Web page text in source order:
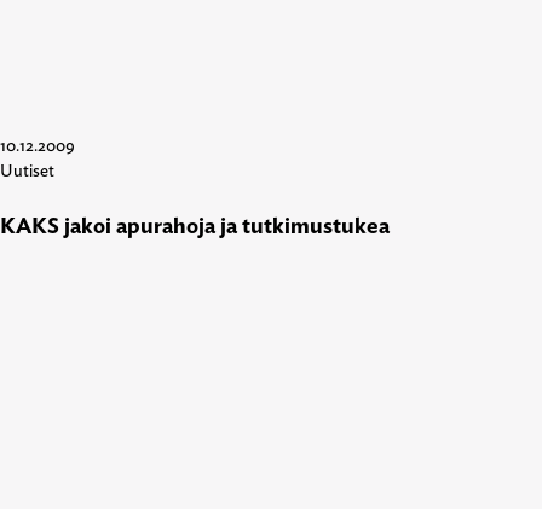
10.12.2009
Uutiset
KAKS jakoi apurahoja ja tutkimustukea